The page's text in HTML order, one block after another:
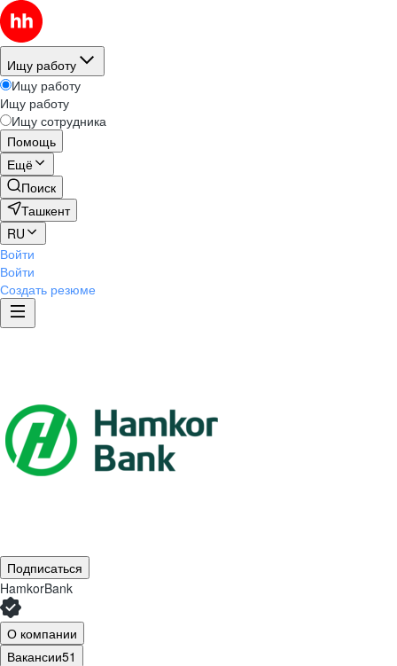
Ищу работу
Ищу работу
Ищу работу
Ищу сотрудника
Помощь
Ещё
Поиск
Ташкент
RU
Войти
Войти
Создать резюме
Подписаться
HamkorBank
О компании
Вакансии51